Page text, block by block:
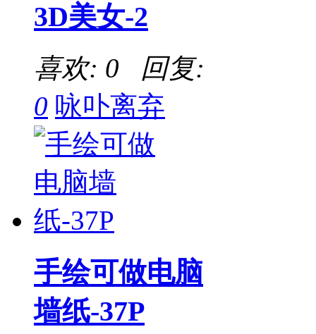
3D美女-2
喜欢: 0 回复:
0 咏卟离弃
手绘可做电脑
墙纸-37P